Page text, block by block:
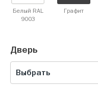
Белый RAL
9003
Графит
Дверь
Выбрать